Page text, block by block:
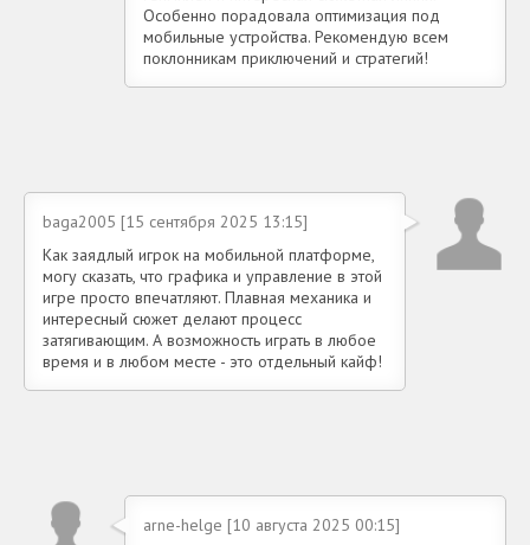
Особенно порадовала оптимизация под
мобильные устройства. Рекомендую всем
поклонникам приключений и стратегий!
baga2005 [15 сентября 2025 13:15]
Как заядлый игрок на мобильной платформе,
могу сказать, что графика и управление в этой
игре просто впечатляют. Плавная механика и
интересный сюжет делают процесс
затягивающим. А возможность играть в любое
время и в любом месте - это отдельный кайф!
arne-helge [10 августа 2025 00:15]